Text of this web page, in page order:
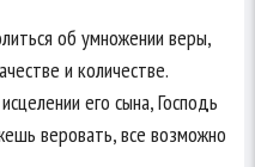
об умножении веры,
и количестве.
его сына, Господь
веровать, все возможно